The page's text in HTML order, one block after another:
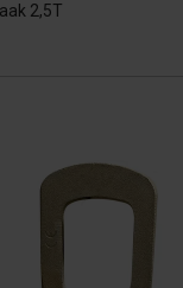
equipment
2,5T